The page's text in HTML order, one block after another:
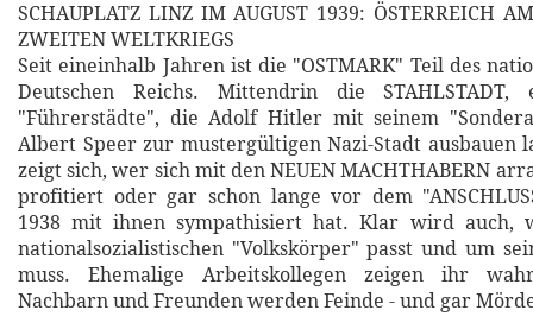
SCHAUPLATZ LINZ IM AUGUST 1939: ÖSTERREICH
ZWEITEN WELTKRIEGS
Seit eineinhalb Jahren ist die "OSTMARK" Teil des
Deutschen Reichs. Mittendrin die
"Führerstädte", die Adolf Hitler mit seinem
Albert Speer zur mustergültigen Nazi-Stadt ausbauen
zeigt sich, wer sich mit den NEUEN MACHTHABERN
profitiert oder gar schon lange vor dem
1938 mit ihnen sympathisiert hat. Klar wird auch,
nationalsozialistischen "Volkskörper" passt und um
muss. Ehemalige Arbeitskollegen zeigen ihr
Nachbarn und Freunden werden Feinde - und gar